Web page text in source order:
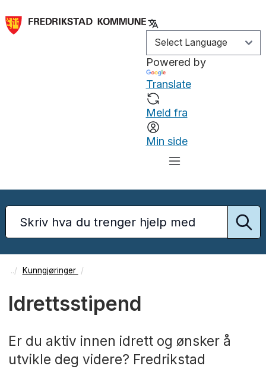
Powered by
Translate
Meld fra
Min side
Kunngjøringer
Idrettsstipend
Er du aktiv innen idrett og ønsker å
utvikle deg videre? Fredrikstad